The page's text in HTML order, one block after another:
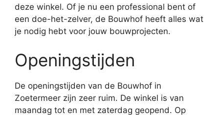
deze winkel. Of je nu een professional bent of
een doe-het-zelver, de Bouwhof heeft alles wat
je nodig hebt voor jouw bouwprojecten.
Openingstijden
De openingstijden van de Bouwhof in
Zoetermeer zijn zeer ruim. De winkel is van
maandag tot en met zaterdag geopend. Op